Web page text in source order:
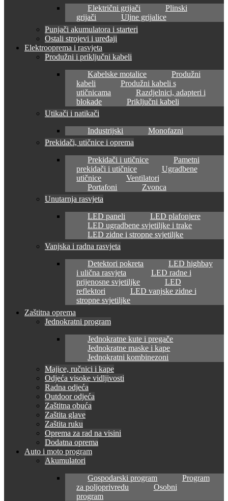
Električni grijači
Plinski
grijači
Uljne grijalice
Punjači akumulatora i starteri
Ostali strojevi i uređaji
Elektrooprema i rasvjeta
Produžni i priključni kabeli
Kabelske motalice
Produžni
kabeli
Produžni kabeli s
utičnicama
Razdjelnici, adapteri i
blokade
Priključni kabeli
Utikači i natikači
Industrijski
Monofazni
Prekidači, utičnice i oprema
Prekidači i utičnice
Pametni
prekidači i utičnice
Ugradbene
utičnice
Ventilatori
Portafoni
Zvonca
Unutarnja rasvjeta
LED paneli
LED plafonjere
LED ugradbene svjetiljke i trake
LED zidne i stropne svjetiljke
Vanjska i radna rasvjeta
Detektori pokreta
LED highbay
i ulična rasvjeta
LED radne i
prijenosne svjetiljke
LED
reflektori
LED vanjske zidne i
stropne svjetiljke
Zaštitna oprema
Jednokratni program
Jednokratne kute i pregače
Jednokratne maske i kape
Jednokratni kombinezoni
Majice, ručnici i kape
Odjeća visoke vidljivosti
Radna odjeća
Outdoor odjeća
Zaštitna obuća
Zaštita glave
Zaštita ruku
Oprema za rad na visini
Dodatna oprema
Auto i moto program
Akumulatori
Gospodarski program
Program
za poljoprivredu
Osobni
program